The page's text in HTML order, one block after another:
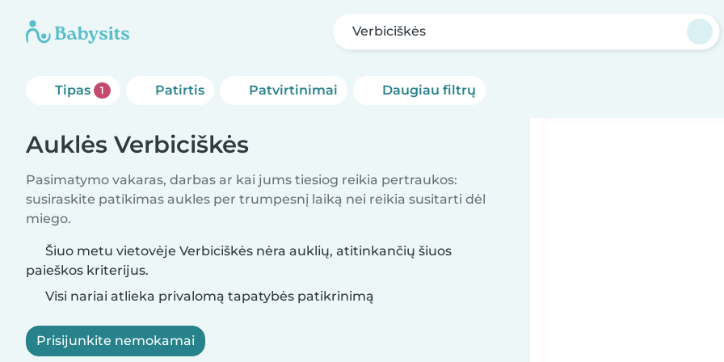
Verbiciškės
Tipas 1 Patirtis Patvirtinimai Daugiau filtrų
Auklės Verbiciškės
Pasimatymo vakaras, darbas ar kai jums tiesiog reikia pertraukos:
susiraskite patikimas aukles per trumpesnį laiką nei reikia susitarti dėl
miego.
Šiuo metu vietovėje Verbiciškės nėra auklių, atitinkančių šiuos
paieškos kriterijus.
Visi nariai atlieka privalomą tapatybės patikrinimą
Prisijunkite nemokamai